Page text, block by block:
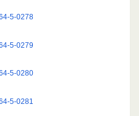
5-0278
5-0279
5-0280
5-0281